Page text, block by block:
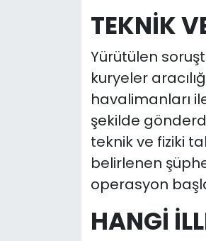
TEKNİK
Yürütülen
kuryeler
havalimanları
şekilde
teknik ve fiziki
belirlenen
operasyon
HANGİ